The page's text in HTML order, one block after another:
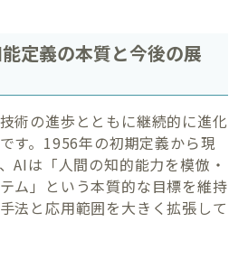
定義の本質と今後の展
術の進歩とともに継続的に進化
す。1956年の初期定義から現
AIは「人間の知的能力を模倣・
ム」という本質的な目標を維持
法と応用範囲を大きく拡張して